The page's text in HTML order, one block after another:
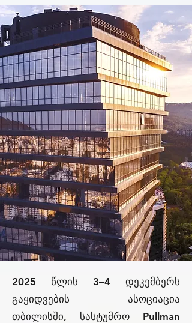
2025 წლის 3–4 დეკემბერს
გაყიდვების ასოციაცია
თბილისში, სასტუმრო Pullman